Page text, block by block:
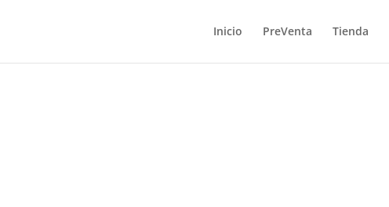
Inicio PreVenta Tienda